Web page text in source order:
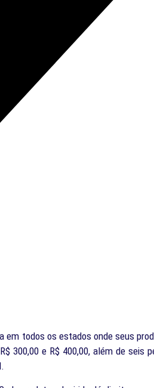
em todos os estados onde seus
300,00 e R$ 400,00, além de